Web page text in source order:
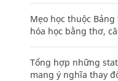
Mẹo học thuộc
hóa học bằng thơ,
Tổng hợp những
mang ý nghĩa thay